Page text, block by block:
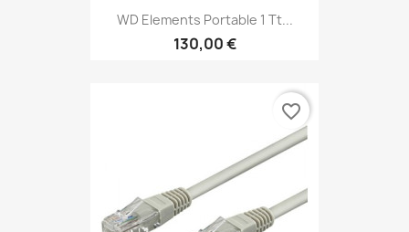
WD Elements Portable 1 Tt...
Hinta
130,00 €
favorite_border